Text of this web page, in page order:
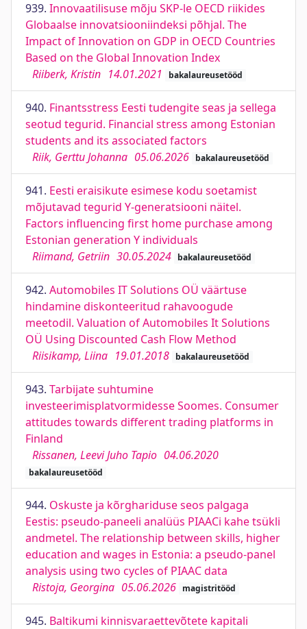
939. Innovaatilisuse mõju SKP-le OECD riikides
Globaalse innovatsiooniindeksi põhjal. The
Impact of Innovation on GDP in OECD Countries
Based on the Global Innovation Index
Riiberk, Kristin 14.01.2021 bakalaureusetööd
940. Finantsstress Eesti tudengite seas ja sellega
seotud tegurid. Financial stress among Estonian
students and its associated factors
Riik, Gerttu Johanna 05.06.2026 bakalaureusetööd
941. Eesti eraisikute esimese kodu soetamist
mõjutavad tegurid Y-generatsiooni näitel.
Factors influencing first home purchase among
Estonian generation Y individuals
Riimand, Getriin 30.05.2024 bakalaureusetööd
942. Automobiles IT Solutions OÜ väärtuse
hindamine diskonteeritud rahavoogude
meetodil. Valuation of Automobiles It Solutions
OÜ Using Discounted Cash Flow Method
Riisikamp, Liina 19.01.2018 bakalaureusetööd
943. Tarbijate suhtumine
investeerimisplatvormidesse Soomes. Consumer
attitudes towards different trading platforms in
Finland
Rissanen, Leevi Juho Tapio 04.06.2020
bakalaureusetööd
944. Oskuste ja kõrghariduse seos palgaga
Eestis: pseudo-paneeli analüüs PIAACi kahe tsükli
andmetel. The relationship between skills, higher
education and wages in Estonia: a pseudo-panel
analysis using two cycles of PIAAC data
Ristoja, Georgina 05.06.2026 magistritööd
945. Baltikumi kinnisvaraettevõtete kapitali